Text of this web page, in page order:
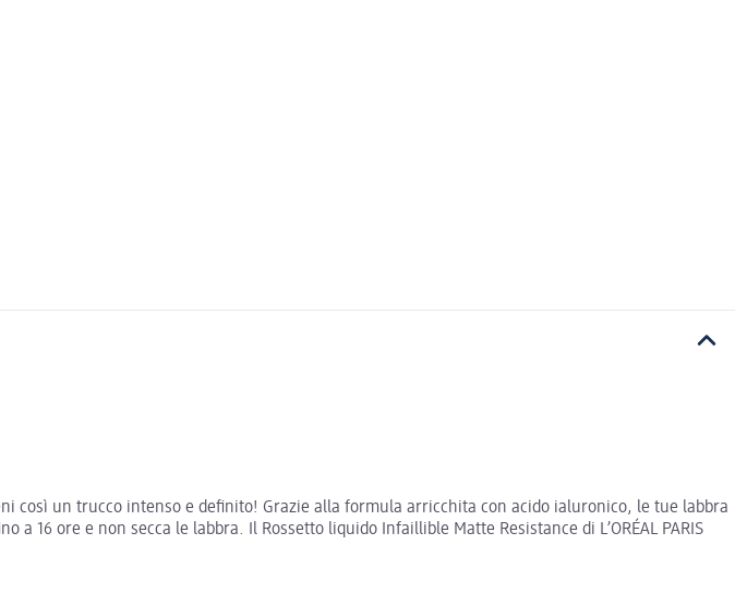
così un trucco intenso e definito! Grazie alla formula arricchita con acido ialuronico, le tue labbra
ore e non secca le labbra. Il Rossetto liquido Infaillible Matte Resistance di L’ORÉAL PARIS